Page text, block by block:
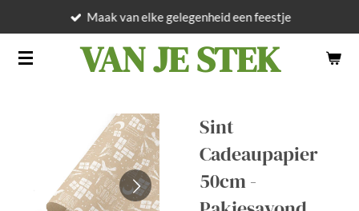
naar
VAN JE STEK
Maak van elke gelegenheid een feestje
Sint
Cadeaupapier
50cm -